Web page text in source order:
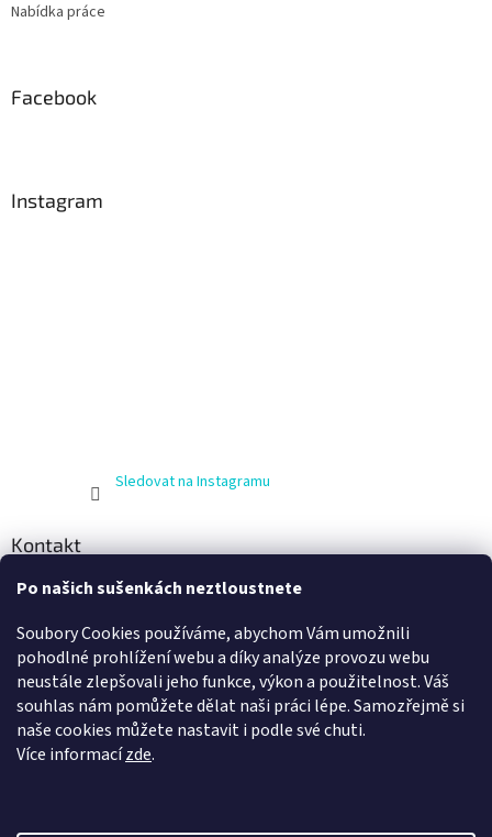
Po našich sušenkách neztloustnete
Soubory Cookies používáme, abychom Vám umožnili
pohodlné prohlížení webu a díky analýze provozu webu
neustále zlepšovali jeho funkce, výkon a použitelnost. Váš
souhlas nám pomůžete dělat naši práci lépe. Samozřejmě si
naše cookies můžete nastavit i podle své chuti.
Více informacízde.
Nabídka práce
Facebook
Instagram
Sledovat na Instagramu
Kontakt
info@zijnaboso.cz
+420 608 881 484
Vivobarefoot Hradec Králové
vivobarefoot_hk